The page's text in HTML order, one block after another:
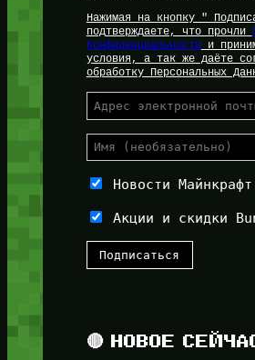
Нажимая на кнопку "
подтверждаете, что прочли
Конфиденциальностии
условия, а так же даёте
обработку Персональных
Новости Майнкрафт
Акции и скидки
🔴 НОВОЕ